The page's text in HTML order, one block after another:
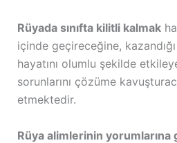
Rüyada sınıfta kilitli kalmak
içinde geçireceğine,
hayatını olumlu şekilde
sorunlarını çözüme
etmektedir.
Rüya alimlerinin yorumlarına